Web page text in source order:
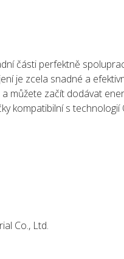
části perfektně
je zcela snadné a
můžete začít dodávat
kompatibilní s technologií
Co., Ltd.